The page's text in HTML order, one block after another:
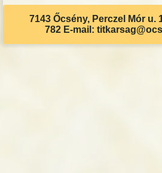
7143 Őcsény, Perczel Mór u.
782 E-mail: